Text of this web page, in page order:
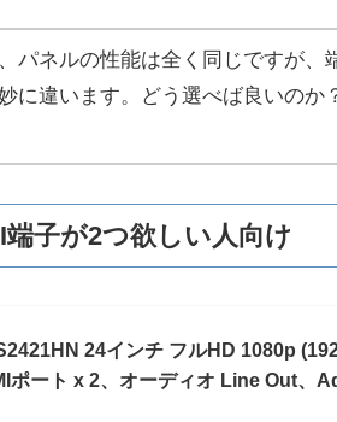
パネルの性能は全く同じですが
に違います。どう選べば良いのか
子が2つ欲しい人向け
24インチ フルHD 1080p
ポート x 2、オーディオ Line Out、